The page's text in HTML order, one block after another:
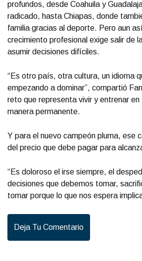
profundos, desde Coahuila y
radicado, hasta Chiapas, donde
familia gracias al deporte. Pero aun
crecimiento profesional exige salir de
asumir decisiones difíciles.
“Es otro país, otra cultura, un idioma
empezando a dominar”, compartió
reto que representa vivir y entrenar
manera permanente.
Y para el nuevo campeón pluma, ese
del precio que debe pagar para
“Es doloroso el irse siempre, el
decisiones que debemos tomar,
tomar porque lo que nos espera
Deja Tu Comentario